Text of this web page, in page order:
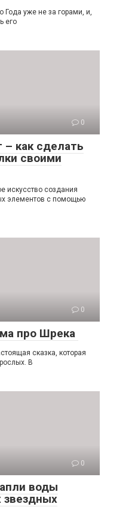
уже не за горами, и,
его
0
– как сделать
своими
искусство создания
элементов с помощью
0
про Шрека
сказка, которая
В
0
воды
звездных